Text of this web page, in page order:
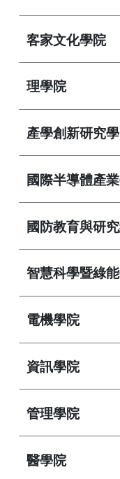
客家文化學院
理學院
產學創新研究
國際半導體產
國防教育與研
智慧科學暨綠
電機學院
資訊學院
管理學院
醫學院